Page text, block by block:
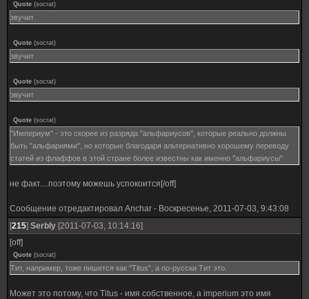
Quote (socrat)
звучит
Quote (socrat)
звучит
Quote (socrat)
звучит
Quote (socrat)
"Империум" - это скорее из разряда "альфариусов", которые реально должны
быть "альфариями", но которые благодаря альтернативно хорошему переводу
статей из флаффов в этой стране более известны как именно "альфариусы"
не факт....поэтому можешь успокоится[/off]
Сообщение отредактировал Anchar - Воскресенье, 2011-07-03, 9:43:08
[215] SerbIy [2011-07-03, 10:14:16]
[off]
Quote (socrat)
Тит, например, тоже пишется как "Titus", а по-русски Тит это.
Может это потому, что Titus - имя собственное, а imperium это имя